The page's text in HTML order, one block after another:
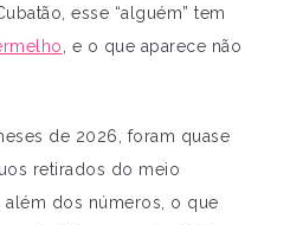
esse “alguém” tem
, e o que aparece não
de 2026, foram quase
retirados do meio
além dos números, o que